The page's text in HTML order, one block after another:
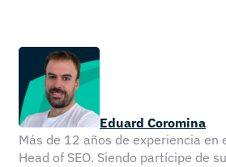
Eduard Coromina
Más de 12 años de experiencia
Head of SEO. Siendo partícipe de